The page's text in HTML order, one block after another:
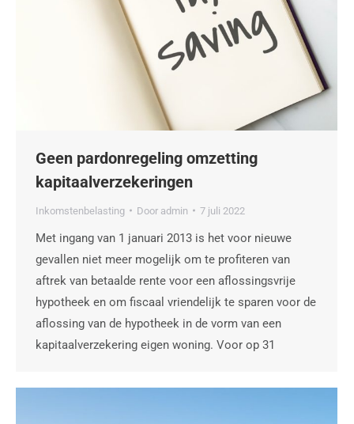
Geen pardonregeling omzetting
kapitaalverzekeringen
Inkomstenbelasting Door admin 7 juli 2022
Met ingang van 1 januari 2013 is het voor nieuwe
gevallen niet meer mogelijk om te profiteren van
aftrek van betaalde rente voor een aflossingsvrije
hypotheek en om fiscaal vriendelijk te sparen voor de
aflossing van de hypotheek in de vorm van een
kapitaalverzekering eigen woning. Voor op 31